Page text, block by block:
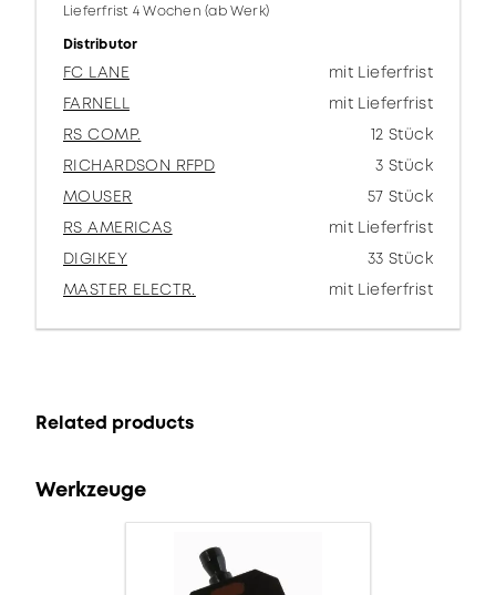
Lieferfrist 4 Wochen (ab Werk)
Distributor
FC LANE
mit Lieferfrist
FARNELL
mit Lieferfrist
RS COMP.
12 Stück
RICHARDSON RFPD
3 Stück
MOUSER
57 Stück
RS AMERICAS
mit Lieferfrist
DIGIKEY
33 Stück
MASTER ELECTR.
mit Lieferfrist
Related products
Werkzeuge